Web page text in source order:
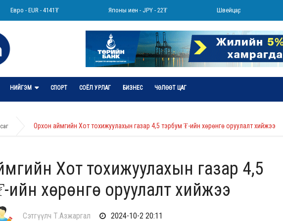
Евро - EUR - 4141₮ Японы иен - JPY - 22₮ Швейцарийн франк - CHF -
НИЙГЭМ СПОРТ СОЁЛ УРЛАГ БИЗНЕС ЧӨЛӨӨТ ЦАГ
Орхон аймгийн Хот тохижуулахын газар 4,5 тэрбум ₮-ийн хөрөнгө оруулалт хийжээ
Хот тохижуулахын газар 4,5
ийн хөрөнгө оруулалт хийжээ
Сэтгүүлч Т.Азжаргал 2024-10-2 20:11